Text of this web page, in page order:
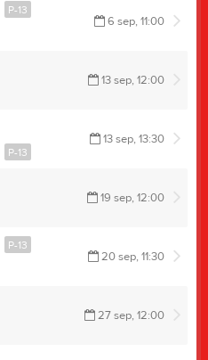
6 sep, 11:00
P-13
13 sep, 12:00
13 sep, 13:30
P-13
19 sep, 12:00
20 sep, 11:30
P-13
27 sep, 12:00